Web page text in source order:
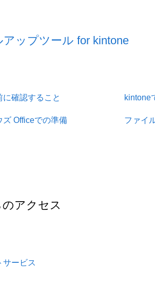
アップツール for kintone
に確認すること
ズ Officeでの準備
kintone
ファイ
アクセス
サービス